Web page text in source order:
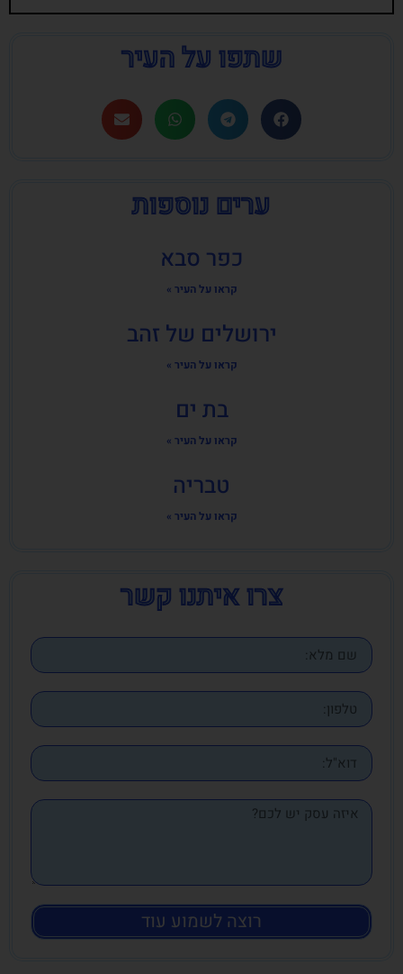
שתפו על העיר
ערים נוספות
כפר סבא
קראו על העיר »
ירושלים של זהב
קראו על העיר »
בת ים
קראו על העיר »
טבריה
קראו על העיר »
צרו איתנו קשר
רוצה לשמוע עוד